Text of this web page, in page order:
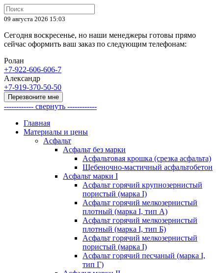
09 августа 2026 15:03
Сегодня воскресенье, но наши менеджеры готовы прямо
сейчас оформить ваш заказ по следующим телефонам:
Ролан
+7-922-606-606-7
Александр
+7-919-370-50-50
Перезвоните мне
------------ свернуть ------------
Главная
Материалы и цены
Асфальт
Асфальт без марки
Асфальтовая крошка (срезка асфальта)
Щебеночно-мастичный асфальтобетон
Асфальт марки I
Асфальт горячий крупнозернистый
пористый (марка I)
Асфальт горячий мелкозернистый
плотный (марка I, тип А)
Асфальт горячий мелкозернистый
плотный (марка I, тип Б)
Асфальт горячий мелкозернистый
пористый (марка I)
Асфальт горячий песчаный (марка I,
тип Г)